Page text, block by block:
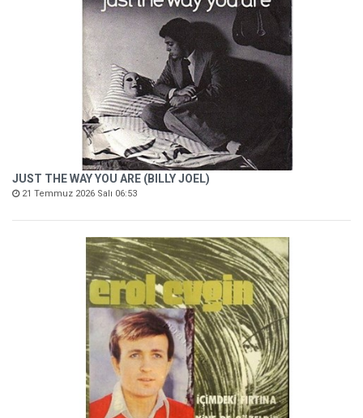
JUST THE WAY YOU ARE (BILLY JOEL)
21 Temmuz 2026 Salı 06:53